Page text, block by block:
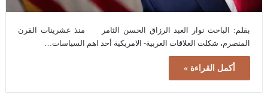
بقلم: الباحث نوار العبد الرزاق الحسن الثامر منذ عشرينات القرن
المنصرم، شكلت العلاقات العربية- الامريكية أحد اهم السياسات…
أكمل القراءة »